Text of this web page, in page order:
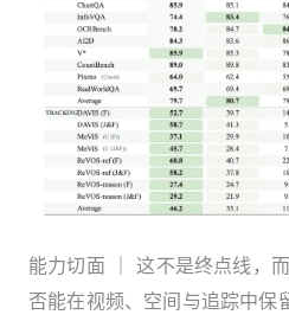
能力切面 ｜ 这不是终点线，
否能在视频、空间与追踪中保